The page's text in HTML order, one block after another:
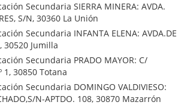
Secundaria SIERRA MINERA: AVDA.
S/N, 30360 La Unión
Secundaria INFANTA ELENA: AVDA.DE
30520 Jumilla
Secundaria PRADO MAYOR: C/
1, 30850 Totana
Secundaria DOMINGO VALDIVIESO:
N-APTDO. 108, 30870 Mazarrón